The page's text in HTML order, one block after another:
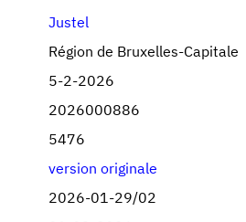
Justel
Région de Bruxelles-Capitale
5-2-2026
2026000886
5476
version originale
2026-01-29/02